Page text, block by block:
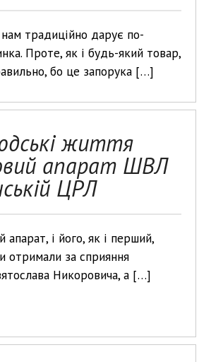
традиційно дарує по-
Проте, як і будь-який товар,
бо це запорука […]
життя
апарат ШВЛ
ЦРЛ
і його, як і перший,
отримали за сприяння
Никоровича, а […]